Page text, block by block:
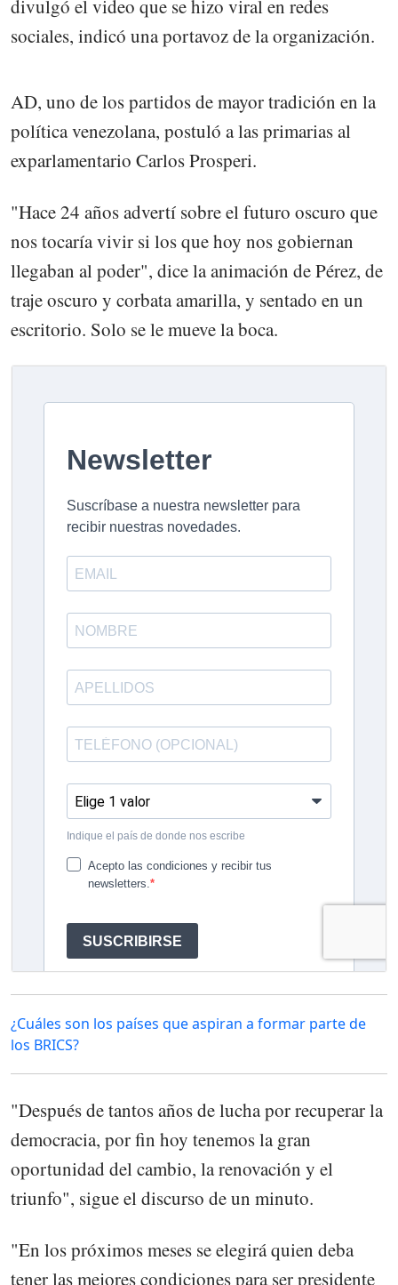
divulgó el video que se hizo viral en redes
sociales, indicó una portavoz de la organización.
AD, uno de los partidos de mayor tradición en la
política venezolana, postuló a las primarias al
exparlamentario Carlos Prosperi.
"Hace 24 años advertí sobre el futuro oscuro que
nos tocaría vivir si los que hoy nos gobiernan
llegaban al poder", dice la animación de Pérez, de
traje oscuro y corbata amarilla, y sentado en un
escritorio. Solo se le mueve la boca.
¿Cuáles son los países que aspiran a formar parte de
los BRICS?
"Después de tantos años de lucha por recuperar la
democracia, por fin hoy tenemos la gran
oportunidad del cambio, la renovación y el
triunfo", sigue el discurso de un minuto.
"En los próximos meses se elegirá quien deba
tener las mejores condiciones para ser presidente